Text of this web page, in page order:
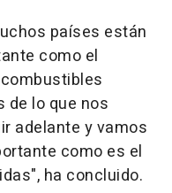
países están
como el
de lo que nos
adelante y vamos
como es el
ha concluido.